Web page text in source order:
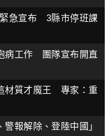
急宣布 3縣市停班課
病工作 團隊宣布開直
材質才魔王 專家：重
報解除、登陸中國」